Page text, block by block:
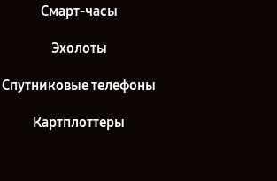
Смарт-часы
Эхолоты
Спутниковые телефоны
Картплоттеры